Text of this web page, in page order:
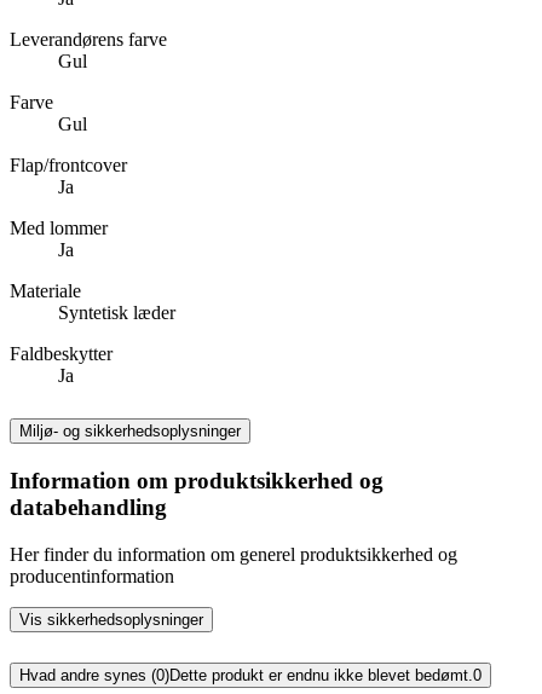
Leverandørens farve
Gul
Farve
Gul
Flap/frontcover
Ja
Med lommer
Ja
Materiale
Syntetisk læder
Faldbeskytter
Ja
Miljø- og sikkerhedsoplysninger
Information om produktsikkerhed og
databehandling
Her finder du information om generel produktsikkerhed og
producentinformation
Vis sikkerhedsoplysninger
Hvad andre synes (0)Dette produkt er endnu ikke blevet bedømt.0